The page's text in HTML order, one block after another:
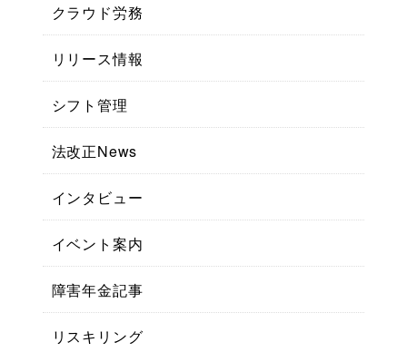
クラウド労務
リリース情報
シフト管理
法改正News
インタビュー
イベント案内
障害年金記事
リスキリング